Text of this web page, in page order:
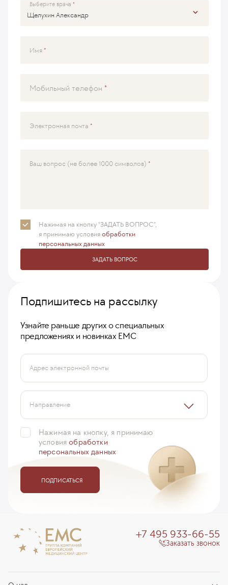
Выберите врача
Имя
Мобильный телефон
Электронная почта
Ваш вопрос (не более 1000 символов)
Нажимая на кнопку "ЗАДАТЬ ВОПРОС",
я принимаюусловияобработки
персональных данных
ЗАДАТЬ ВОПРОС
Подпишитесь на рассылку
Узнайте раньше других о специальных
предложениях и новинках ЕМС
Адрес электронной почты
Направление
Нажимая на кнопку, я принимаю
условияобработки
персональных данных
ПОДПИСАТЬСЯ
+7 495 933-66-55
Заказать звонок